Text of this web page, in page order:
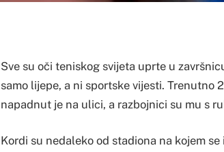
​Sve su oči teniskog svijeta uprte u
samo lijepe, a ni sportske vijesti. Trenutno
napadnut je na ulici, a razbojnici su mu s
Kordi su nedaleko od stadiona na kojem